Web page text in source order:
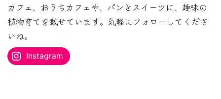
ス
を
入
力...
カフェ、おうちカフェや、パンとスイーツに、趣味の
植物育てを載せています。気軽にフォローしてくださ
いね。
Instagram